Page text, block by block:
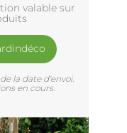
valable sur
la date d'envoi.
en cours.